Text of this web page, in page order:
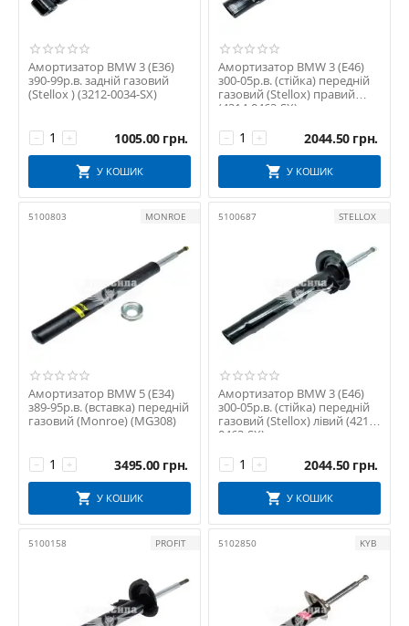
Амортизатор BMW 3 (E36)
з90-99р.в. задній газовий
(Stellox ) (3212-0034-SX)
+
− 1005.00 грн.
У КОШИК
Амортизатор BMW 3 (E46)
з00-05р.в. (стійка) передній
газовий (Stellox) правий
(4214-0462-SX)
+
− 2044.50 грн.
У КОШИК
5100803 MONROE
Амортизатор BMW 5 (E34)
з89-95р.в. (вставка) передній
газовий (Monroe) (MG308)
+
− 3495.00 грн.
У КОШИК
5100687 STELLOX
Амортизатор BMW 3 (E46)
з00-05р.в. (стійка) передній
газовий (Stellox) лівий (4214-
0463-SX)
+
− 2044.50 грн.
У КОШИК
5100158 PROFIT 5102850 KYB